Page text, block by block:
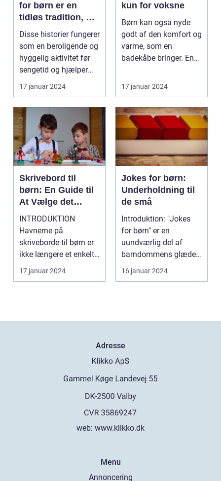
for børn er en
tidløs tradition, der
er elsket af både
børn og forældre
over hele verden
Disse historier fungerer
som en beroligende og
hyggelig aktivitet før
sengetid og hjælper
børn med a...
17 januar 2024
kun for voksne
Børn kan også nyde
godt af den komfort og
varme, som en
badekåbe bringer. En
en...
17 januar 2024
Skrivebord til
børn: En Guide til
At Vælge det
Perfekte
Skrivebord
INTRODUKTION
Havnerne på
skriveborde til børn er
ikke længere et enkelt
møbel, der bare får
plads t...
17 januar 2024
Jokes for børn:
Underholdning til
de små
Introduktion: "Jokes
for børn" er en
uundværlig del af
barndommens glæder.
Disse enkle og sjove
vitt...
16 januar 2024
Adresse
web: www.klikko.dk
Menu
Annoncering